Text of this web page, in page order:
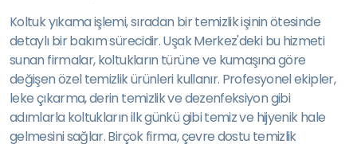
Koltuk yıkama işlemi, sıradan bir temizlik işinin ötesinde
detaylı bir bakım sürecidir. Uşak Merkez'deki bu hizmeti
sunan firmalar, koltukların türüne ve kumaşına göre
değişen özel temizlik ürünleri kullanır. Profesyonel ekipler,
leke çıkarma, derin temizlik ve dezenfeksiyon gibi
adımlarla koltukların ilk günkü gibi temiz ve hijyenik hale
gelmesini sağlar. Birçok firma, çevre dostu temizlik